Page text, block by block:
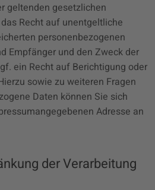
geltenden gesetzlichen
Recht auf unentgeltliche
personenbezogenen
Empfänger und den Zweck der
ein Recht auf Berichtigung oder
sowie zu weiteren Fragen
Daten können Sie sich
Adresse an
der Verarbeitung